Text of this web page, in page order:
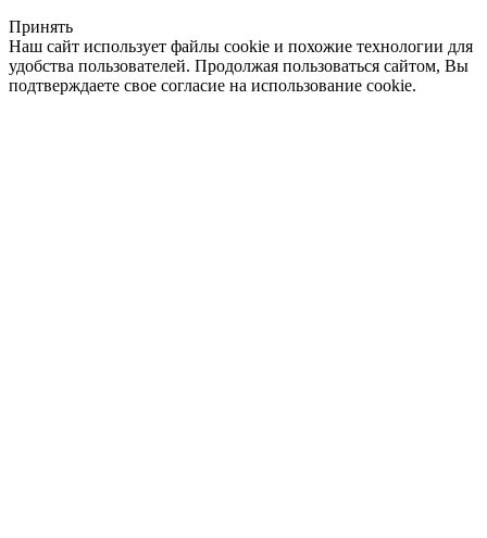
Принять
Наш сайт использует файлы cookie и похожие технологии для
удобства пользователей. Продолжая пользоваться сайтом, Вы
подтверждаете свое согласие на использование cookie.